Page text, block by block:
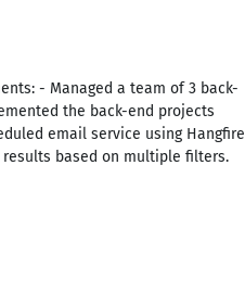
- Managed a team of 3 back-
the back-end projects
email service using Hangfire
based on multiple filters.